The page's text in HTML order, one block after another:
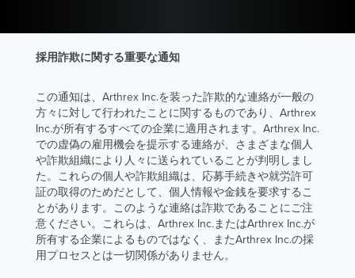
採用詐欺に関する重要な通知
この通知は、Arthrex Inc.を装った詐欺的な連絡が一般の
方々に対して行われたことに関するものであり、Arthrex
Inc.が所有するすべての企業に適用されます。Arthrex Inc.
での虚偽の雇用機会を提示する連絡が、さまざまな個人
や詐欺組織により人々に送られていることが判明しまし
た。これらの個人や詐欺組織は、応募手続きや就労許可
証の取得のためだとして、個人情報や金銭を要求するこ
とがあります。このような連絡は詐欺であることにご注
意ください。これらは、Arthrex Inc.またはArthrex Inc.が
所有する企業によるものではなく、またArthrex Inc.の採
用プロセスとは一切関係がありません。